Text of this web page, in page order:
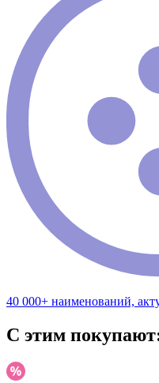
40 000+ наименований,
С этим